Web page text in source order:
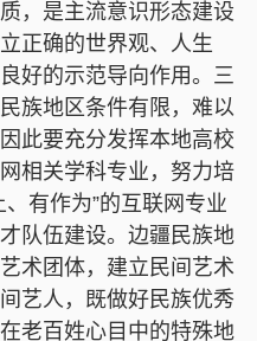
，是主流意识形态建设
正确的世界观、人生
好的示范导向作用。三
族地区条件有限，难以
此要充分发挥本地高校
相关学科专业，努力培
有作为”的互联网专业
队伍建设。边疆民族地
术团体，建立民间艺术
艺人，既做好民族优秀
老百姓心目中的特殊地